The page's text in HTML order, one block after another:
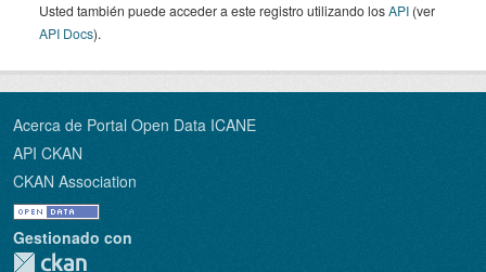
Usted también puede acceder a este registro utilizando losAPI (ver
API Docs).
Acerca de Portal Open Data ICANE
API CKAN
CKAN Association
Gestionado con